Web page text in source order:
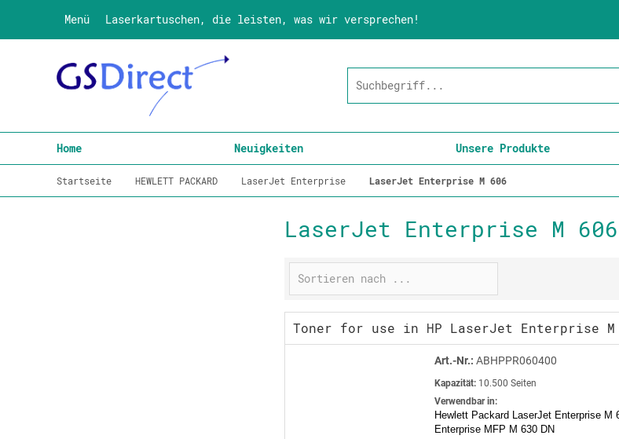
Menü Laserkartuschen, die leisten, was wir versprechen!
Home Neuigkeiten Unsere Produkte
Startseite HEWLETT PACKARD LaserJet Enterprise LaserJet Enterprise M 606
LaserJet Enterprise M 606
Toner for use in HP LaserJet Enterprise M
Art.-Nr.: ABHPPR060400
Kapazität: 10.500 Seiten
Verwendbar in:
Hewlett Packard LaserJet Enterprise
Enterprise MFP M 630 DN